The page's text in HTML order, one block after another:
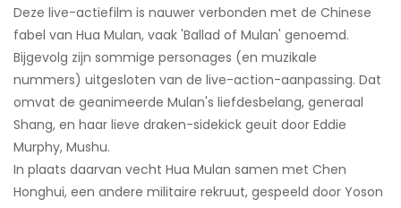
Deze live-actiefilm is nauwer verbonden met de Chinese
fabel van Hua Mulan, vaak 'Ballad of Mulan' genoemd.
Bijgevolg zijn sommige personages (en muzikale
nummers) uitgesloten van de live-action-aanpassing. Dat
omvat de geanimeerde Mulan's liefdesbelang, generaal
Shang, en haar lieve draken-sidekick geuit door Eddie
Murphy, Mushu.
In plaats daarvan vecht Hua Mulan samen met Chen
Honghui, een andere militaire rekruut, gespeeld door Yoson